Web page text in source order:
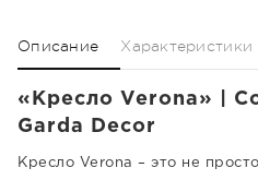
Описание Характеристики
«Кресло Verona» |
Garda Decor
Кресло Verona – это не